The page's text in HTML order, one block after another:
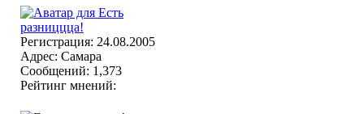
Регистрация: 24.08.2005
Адрес: Самара
Сообщений: 1,373
Рейтинг мнений: